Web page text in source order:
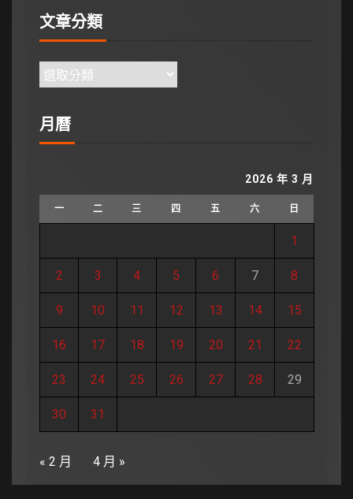
文章分類
月曆
2026 年 3 月
一 二 三 四 五 六 日
1
2 3 4 5 6 7 8
9 10 11 12 13 14 15
16 17 18 19 20 21 22
23 24 25 26 27 28 29
30 31
« 2 月 4 月 »